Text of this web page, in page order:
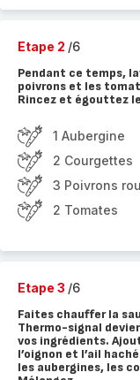
Etape 2 /6
Pendant ce temps,
poivrons et les
Rincez et égouttez
1 Aubergine
2 Courgettes
3 Poivrons
2 Tomates
Etape 3 /6
Faites chauffer la
Thermo-signal
vos ingrédients.
l’oignon et l’ail
les aubergines, les